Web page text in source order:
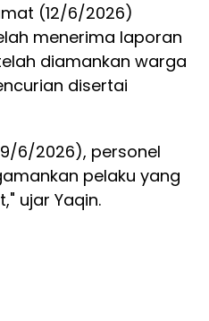
(12/6/2026)
menerima laporan
diamankan warga
disertai
6/2026), personel
pelaku yang
ujar Yaqin.